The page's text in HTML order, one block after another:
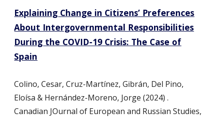
Explaining Change in Citizens’ Preferences
About Intergovernmental Responsibilities
During the COVID-19 Crisis: The Case of
Spain
Colino, Cesar, Cruz-Martínez, Gibrán, Del Pino,
Eloísa & Hernández-Moreno, Jorge (2024) .
Canadian JOurnal of European and Russian Studies,